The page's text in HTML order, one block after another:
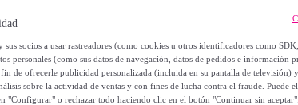
gel revitalizador
12,99 €
sus socios a usar rastreadores (como cookies u otros identificadores como
personales (como sus datos de navegación, datos de pedidos e información
de ofrecerle publicidad personalizada (incluida en su pantalla de televisión)
sobre la actividad de ventas y con fines de lucha contra el fraude. Puede
"Configurar" o rechazar todo haciendo clic en el botón "Continuar sin